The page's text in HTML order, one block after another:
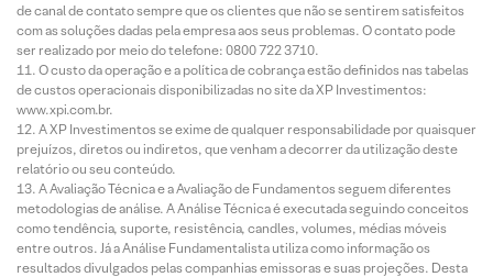
de canal de contato sempre que os clientes que não se sentirem satisfeitos
com as soluções dadas pela empresa aos seus problemas. O contato pode
ser realizado por meio do telefone: 0800 722 3710.
O custo da operação e a política de cobrança estão definidos nas tabelas
de custos operacionais disponibilizadas no site da XP Investimentos:
www.xpi.com.br.
A XP Investimentos se exime de qualquer responsabilidade por quaisquer
prejuízos, diretos ou indiretos, que venham a decorrer da utilização deste
relatório ou seu conteúdo.
A Avaliação Técnica e a Avaliação de Fundamentos seguem diferentes
metodologias de análise. A Análise Técnica é executada seguindo conceitos
como tendência, suporte, resistência, candles, volumes, médias móveis
entre outros. Já a Análise Fundamentalista utiliza como informação os
resultados divulgados pelas companhias emissoras e suas projeções. Desta